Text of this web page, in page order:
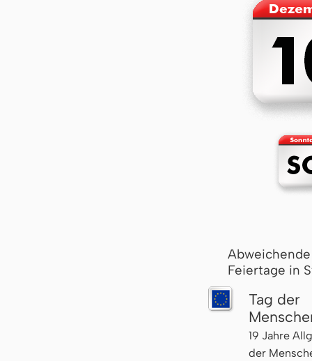
Feiertage in
Tag der
19 Jahre
der